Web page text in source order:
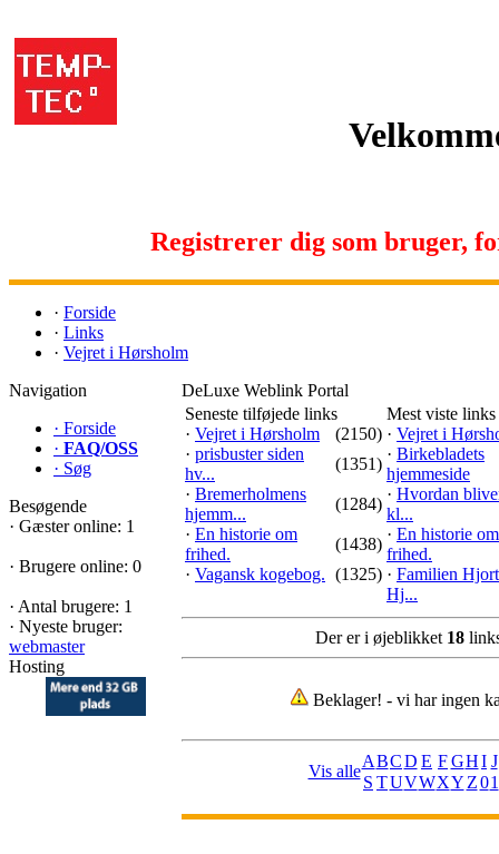
Registrerer dig som bruger,
· Forside
· Links
· Vejret i Hørsholm
Navigation
· Forside
· FAQ/OSS
· Søg
Besøgende
· Gæster online: 1
· Brugere online: 0
· Antal brugere: 1
· Nyeste bruger:
webmaster
Hosting
DeLuxe Weblink Portal
Seneste tilføjede links
· Vejret i Hørsholm
(2150)
· prisbuster siden
hv...
(1351)
· Bremerholmens
hjemm...
(1284)
· En historie om
frihed.
(1438)
· Vagansk kogebog. (1325)
Mest viste links
· Vejret i
· Birkebladets
hjemmeside
· Hvordan
kl...
· En historie om
frihed.
· Familien
Hj...
Der er i øjeblikket 18
Beklager! - vi har ingen
Vis alle
ABCD E FGHI J
S TUVWXY Z01